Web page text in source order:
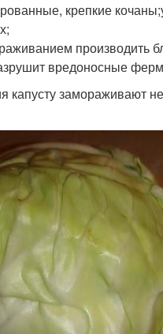
крепкие
производить
вредоносные
капусту замораживают